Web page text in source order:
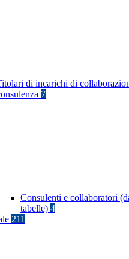
di incarichi di
7
Consulenti e collaboratori
tabelle) 4
211